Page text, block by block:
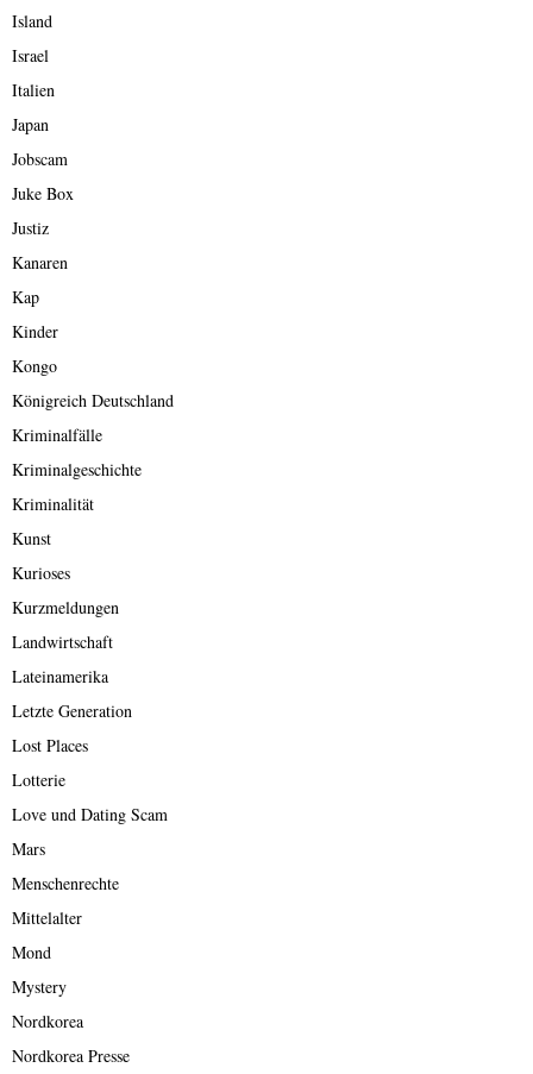
Island
Israel
Italien
Japan
Jobscam
Juke Box
Justiz
Kanaren
Kap
Kinder
Kongo
Königreich Deutschland
Kriminalfälle
Kriminalgeschichte
Kriminalität
Kunst
Kurioses
Kurzmeldungen
Landwirtschaft
Lateinamerika
Letzte Generation
Lost Places
Lotterie
Love und Dating Scam
Mars
Menschenrechte
Mittelalter
Mond
Mystery
Nordkorea
Nordkorea Presse